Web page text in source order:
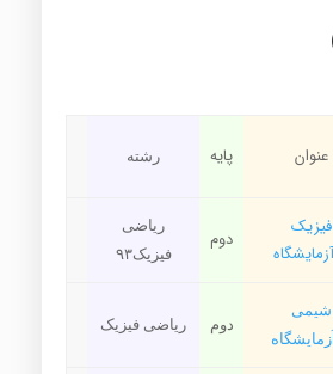
عنوان پایه رشته
فیزیک
دوم
ریاضی
فیزیک۹۳
شیمی
دوم ریاضی فیزیک